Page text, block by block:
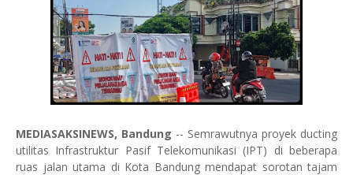
MEDIASAKSINEWS, Bandung -- Semrawutnya proyek ducting
utilitas Infrastruktur Pasif Telekomunikasi (IPT) di beberapa
ruas jalan utama di Kota Bandung mendapat sorotan tajam